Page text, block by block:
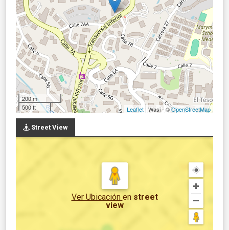
200 m
500 ft
Leaflet| Wasi - ©OpenStreetMap
Street View
Ver Ubicación en street
view